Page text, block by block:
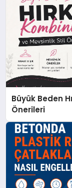
Büyük Beden
Önerileri